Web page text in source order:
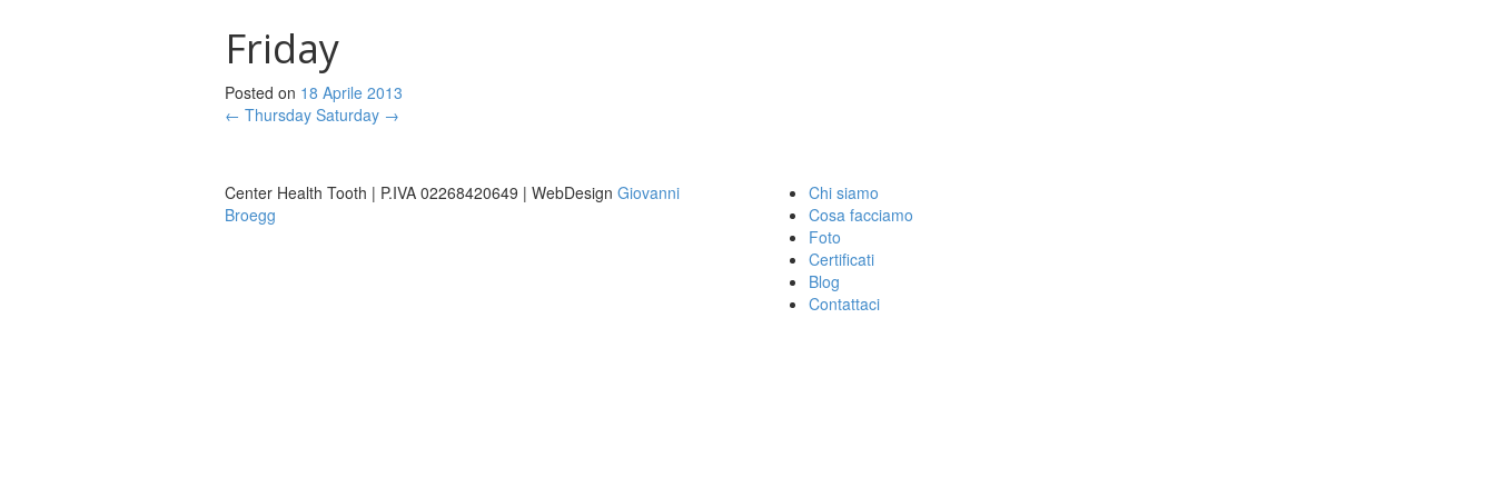
Friday
Posted on 18 Aprile 2013
← Thursday Saturday →
Center Health Tooth | P.IVA 02268420649 | WebDesign Giovanni
Broegg
Chi siamo
Cosa facciamo
Foto
Certificati
Blog
Contattaci